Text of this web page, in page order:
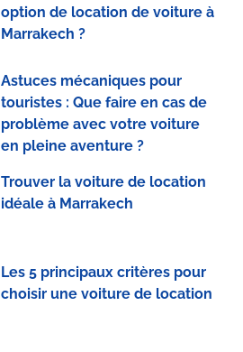
option de location de voiture à
Marrakech ?
Astuces mécaniques pour
touristes : Que faire en cas de
problème avec votre voiture
en pleine aventure ?
Trouver la voiture de location
idéale à Marrakech
Les 5 principaux critères pour
choisir une voiture de location